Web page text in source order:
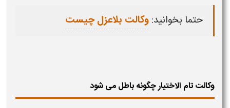
حتما بخوانید:وکالت بلاعزل چیست
وکالت تام الاختیار چگونه باطل می شود